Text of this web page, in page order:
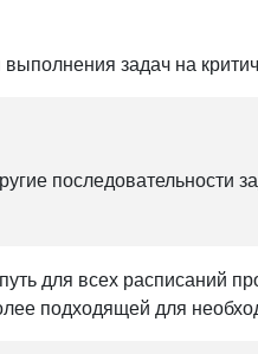
задач на
последовательности
для всех расписаний
подходящей для